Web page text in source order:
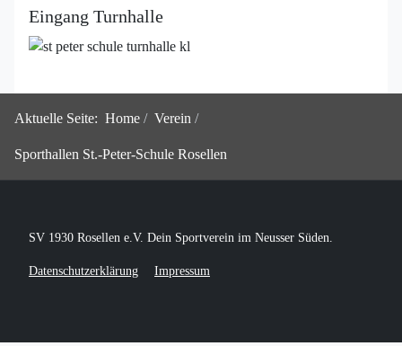
Eingang Turnhalle
Aktuelle Seite: Home Verein
Sporthallen St.-Peter-Schule Rosellen
SV 1930 Rosellen e.V. Dein Sportverein im Neusser Süden.
Datenschutzerklärung Impressum